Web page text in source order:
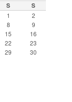
S S
1
2
8
9
15
16
22
23
29
30